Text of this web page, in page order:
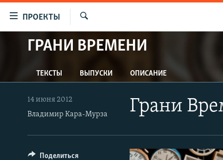
упрощенного
Вернуться
к
основному
содержанию
ПРОЕКТЫ
ПРОГРАММЫ
АВТОРСКИЕ ПРОЕКТЫ
ЦИТАТЫ СВОБОДЫ
МНЕНИЯ
КУЛЬТУРА
IDEL.РЕАЛИИ
ГРАНИ ВРЕМЕНИ
ТЕКСТЫ ВЫПУСКИ ОПИСАНИЕ
Грани
14 июня 2012
Владимир Кара-Мурза
Поделиться